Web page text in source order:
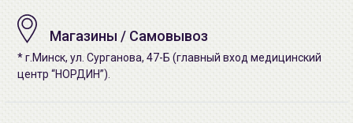
Магазины / Самовывоз
* г.Минск, ул. Сурганова, 47-Б (главный вход медицинский
центр “НОРДИН”).